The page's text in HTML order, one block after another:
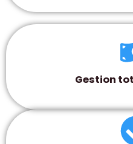
Gestion